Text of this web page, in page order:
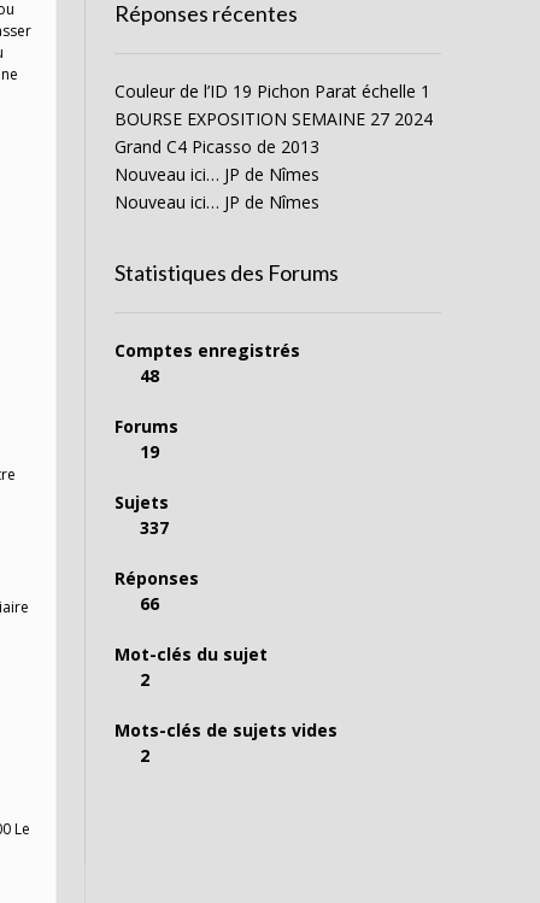
Le
Réponses récentes
Couleur de l’ID 19 Pichon Parat échelle 1
BOURSE EXPOSITION SEMAINE 27 2024
Grand C4 Picasso de 2013
Nouveau ici… JP de Nîmes
Nouveau ici… JP de Nîmes
Statistiques des Forums
Comptes enregistrés
48
Forums
19
Sujets
337
Réponses
66
Mot-clés du sujet
2
Mots-clés de sujets vides
2